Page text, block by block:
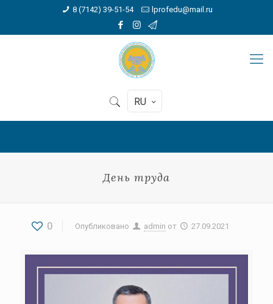
8 (7142) 39-51-54 lprofedu@mail.ru
RU
День труда
0 Опубликовано admin от 27.09.2021